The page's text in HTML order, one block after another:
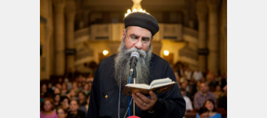
وَتكلّمنا عَنِ كُلَّ نُقطة ، وَبنعمِة ربِنا سأُكلّمكُم
اليوم عَنِ ثلاث نُقط وَهى :-